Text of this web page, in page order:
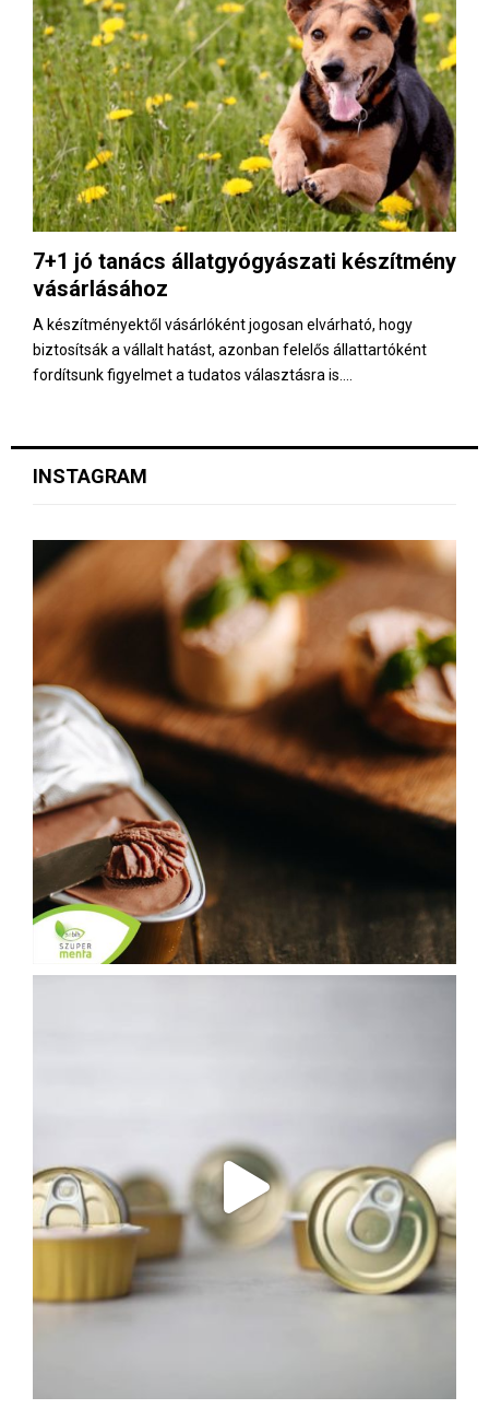
7+1 jó tanács állatgyógyászati készítmény
vásárlásához
A készítményektől vásárlóként jogosan elvárható, hogy
biztosítsák a vállalt hatást, azonban felelős állattartóként
fordítsunk figyelmet a tudatos választásra is....
INSTAGRAM